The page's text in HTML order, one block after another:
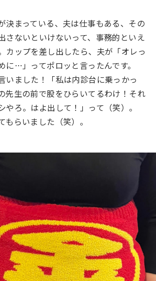
決まっている、夫は仕事もある、その
さないといけないって、事務的といえ
カップを差し出したら、夫が「オレっ
に…」ってポロッと言ったんです。
いました！「私は内診台に乗っかっ
先生の前で股をひらいてるわけ！それ
やろ。はよ出して！」って（笑）。
もらいました（笑）。